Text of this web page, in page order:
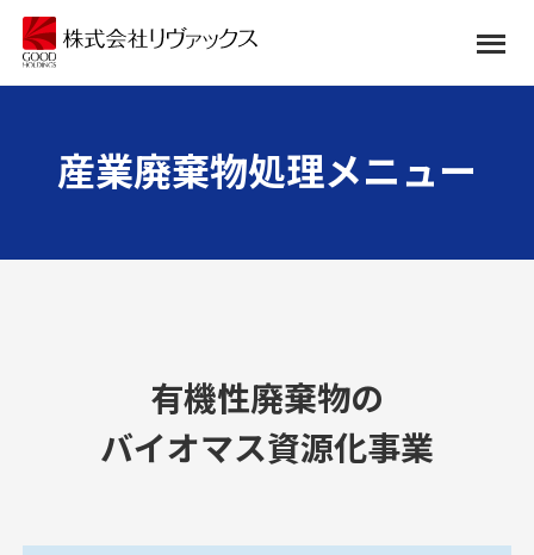
産業廃棄物処理メニュー
有機性廃棄物の
バイオマス資源化事業